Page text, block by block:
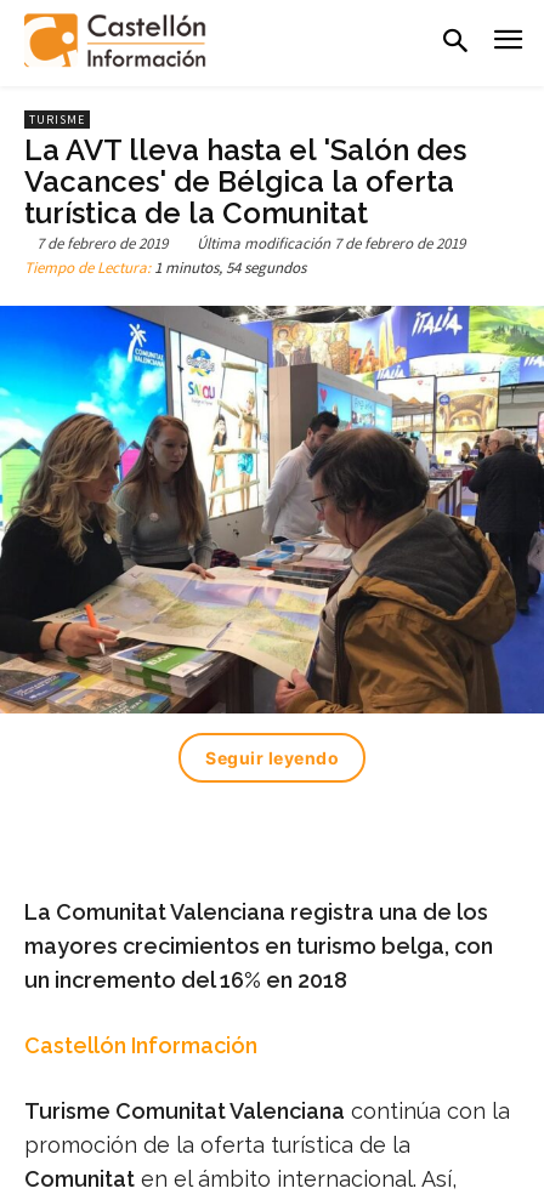
TURISME
La AVT lleva hasta el 'Salón des
Vacances' de Bélgica la oferta
turística de la Comunitat
7 de febrero de 2019 Última modificación 7 de febrero de 2019
Tiempo de Lectura:1 minutos, 54 segundos
Seguir leyendo
La Comunitat Valenciana registra una de los
mayores crecimientos en turismo belga, con
un incremento del 16% en 2018
Castellón Información
Turisme Comunitat Valenciana continúa con la
promoción de la oferta turística de la
Comunitat en el ámbito internacional. Así,